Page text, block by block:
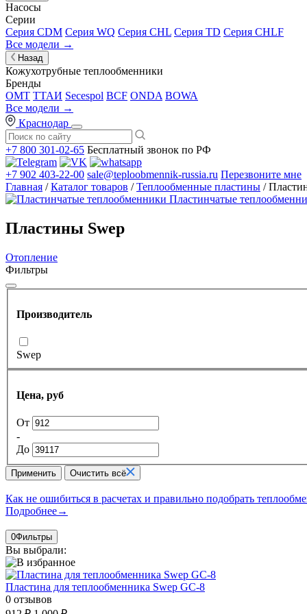
Насосы
Серии
Серия CDM Серия WQ Серия CHL Серия TD Серия CHLF
Все модели →
Назад
Кожухотрубные теплообменники
Бренды
OMT ТТАИ Secespol BCF ONDA BOWA
Все модели →
Краснодар
+7 800 301-02-65 Бесплатный звонок по РФ
+7 902 403-22-00 sale@teploobmennik-russia.ru Перезвоните мне
Главная /Каталог товаров /Теплообменные пластины /
Пластинчатые
Пластины Swep
Отопление
Фильтры
Производитель
Swep
Цена, руб
От
-
До
Применить Очистить всё
Как не ошибиться в расчетах и правильно подобрать
Подробнее→
0Фильтры
Вы выбрали:
Пластина для теплообменника Swep GC-8
0 отзывов